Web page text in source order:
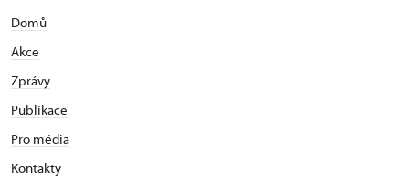
Domů
Akce
Zprávy
Publikace
Pro média
Kontakty